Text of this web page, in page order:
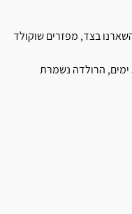
בצד, מפזרים שוקולד
את הרולדה ניתן לשמור בהקפאה במשך 3 ימים, הרולדה נשמרת